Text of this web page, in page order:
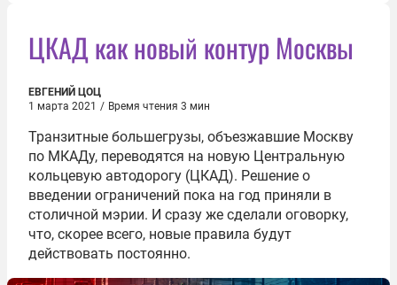
ЦКАД как новый контур Москвы
ЕВГЕНИЙ ЦОЦ
1 марта 2021 / Время чтения 3 мин
Транзитные большегрузы, объезжавшие Москву
по МКАДу, переводятся на новую Центральную
кольцевую автодорогу (ЦКАД). Решение о
введении ограничений пока на год приняли в
столичной мэрии. И сразу же сделали оговорку,
что, скорее всего, новые правила будут
действовать постоянно.